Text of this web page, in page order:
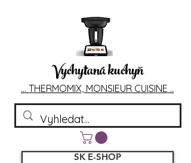
Vychytaná kuchyň
... THERMOMIX, MONSIEUR CUISINE ..
SK E-SHOP